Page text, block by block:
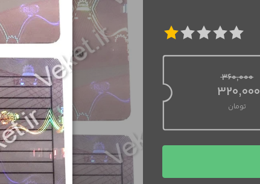
360,000
قیمت اصلی 360,000 تومان بود.
320,000
تومان